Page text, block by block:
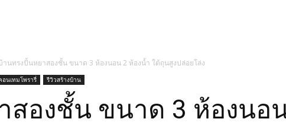
านทรงปั้นหยาสองชั้น ขนาด 3 ห้องนอน 2 ห้องน้ำ ใต้ถุนสูงปล่อยโล่ง
นเทมโพรารี่ รีวิวสร้างบ้าน
สองชั้น ขนาด 3 ห้องนอ